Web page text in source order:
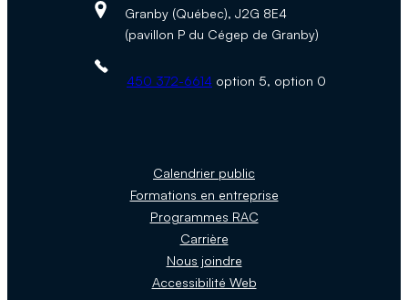
Adresse :
Granby (Québec), J2G 8E4
(pavillon P du Cégep de Granby)
Téléphone :
450 372-6614 option 5, option 0
Calendrier public
Formations en entreprise
Programmes RAC
Carrière
Nous joindre
Accessibilité Web